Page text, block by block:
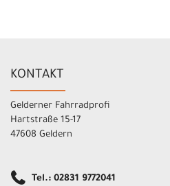
KONTAKT
Gelderner Fahrradprofi
Hartstraße 15-17
47608 Geldern
Tel.: 02831 9772041